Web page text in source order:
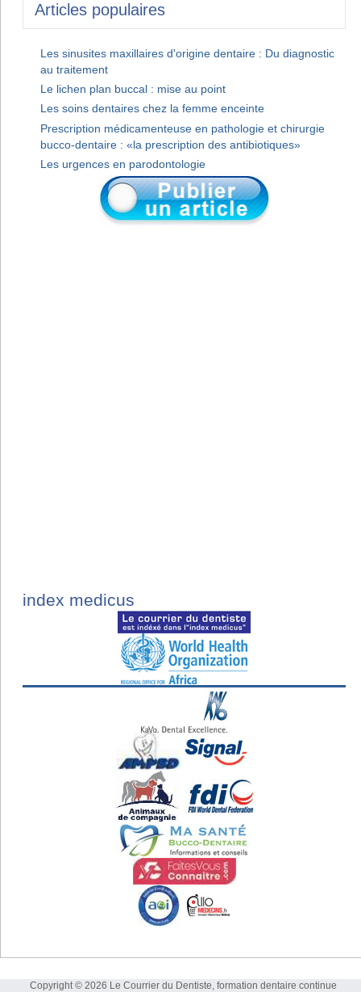
Articles populaires
Les sinusites maxillaires d'origine dentaire : Du diagnostic
au traitement
Le lichen plan buccal : mise au point
Les soins dentaires chez la femme enceinte
Prescription médicamenteuse en pathologie et chirurgie
bucco-dentaire : «la prescription des antibiotiques»
Les urgences en parodontologie
index medicus
Copyright © 2026 Le Courrier du Dentiste, formation dentaire continue